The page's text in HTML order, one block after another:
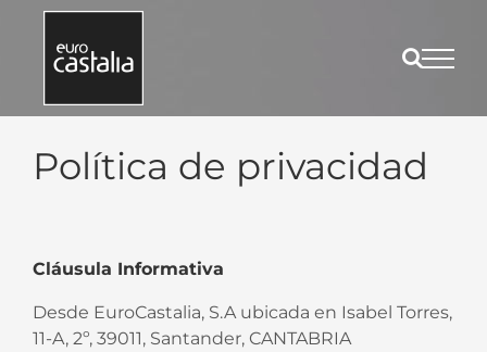
Saltar
contenido
Política de privacidad
Cláusula Informativa
Desde EuroCastalia, S.A ubicada en Isabel Torres,
11-A, 2º, 39011, Santander, CANTABRIA